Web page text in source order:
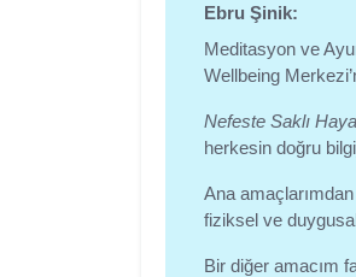
Ebru Şinik:
Meditasyon ve
Wellbeing
Nefeste Saklı
herkesin doğru
Ana
fiziksel ve
Bir diğer amacım